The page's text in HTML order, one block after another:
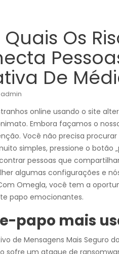
Os
De
admin
online usando o site
Embora façamos o
Você não precisa
simples, pressione o
pessoas que
algumas configurações e
Omegla, você tem a
papo emocionantes.
papo mais
de Mensagens Mais Seguro
sofre um ataque de